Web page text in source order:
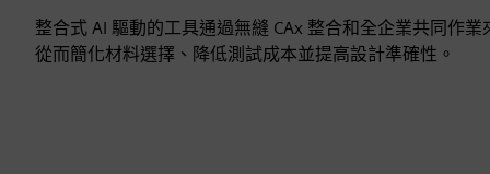
整合式 AI 驅動的工具通過無縫 CAx 整合和全企業共同作
從而簡化材料選擇、降低測試成本並提高設計準確性。